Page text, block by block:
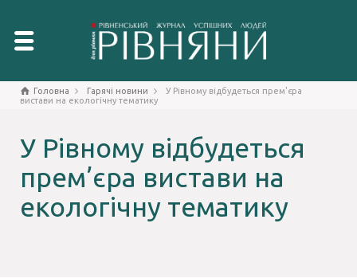
Головна Гарячі новини
У Рівному відбудеться прем'єра
вистави на екологічну тематику
У Рівному відбудеться
прем’єра вистави на
екологічну тематику